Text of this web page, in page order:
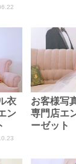
衣
ン
お客様写
専門店エ
ーゼット